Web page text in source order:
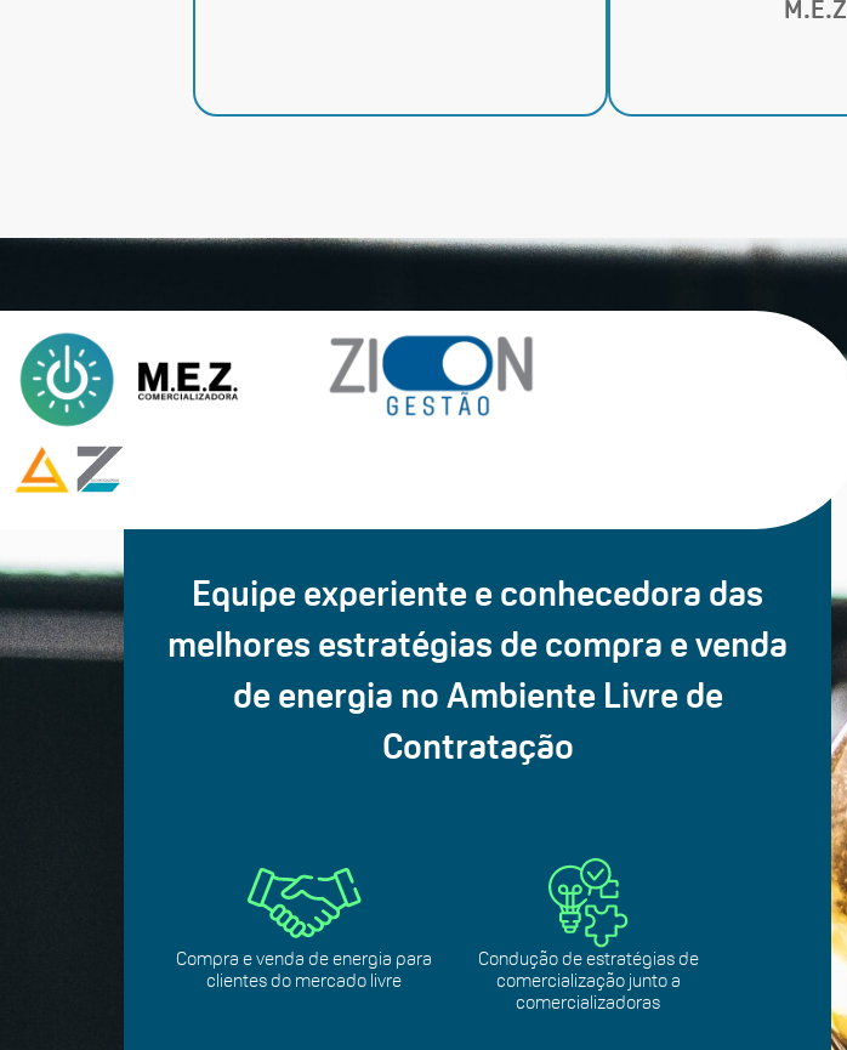
M.E.Z
Equipe experiente e conhecedora das
melhores estratégias de compra e venda
de energia no Ambiente Livre de
Contratação
Compra e venda de energia para
clientes do mercado livre
Condução de estratégias de
comercialização junto a
comercializadoras